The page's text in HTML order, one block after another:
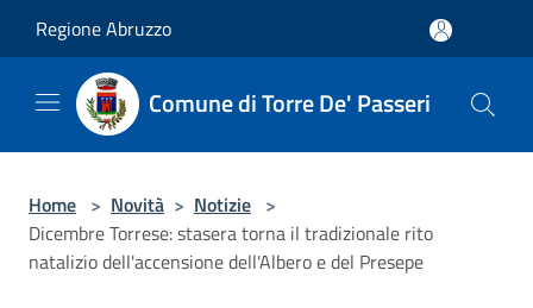
Regione Abruzzo
Comune di Torre De' Passeri
Home > Novità > Notizie >
Dicembre Torrese: stasera torna il tradizionale rito
natalizio dell'accensione dell'Albero e del Presepe